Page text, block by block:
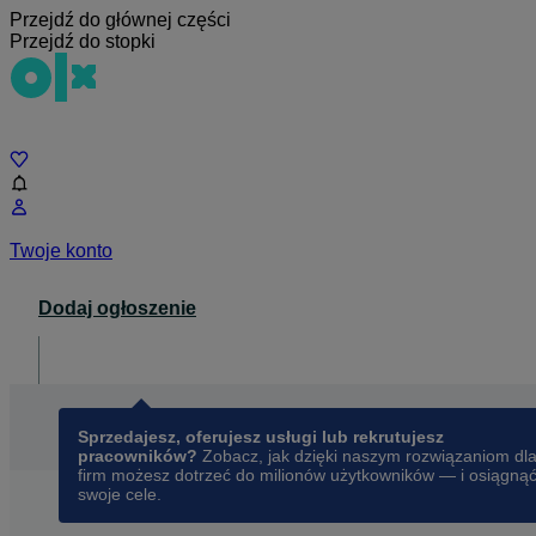
Przejdź do głównej części
Przejdź do stopki
Twoje konto
Dodaj ogłoszenie
Sprzedajesz, oferujesz usługi lub rekrutujesz
pracowników? Zobacz, jak dzięki naszym rozwiązaniom dla
firm możesz dotrzeć do milionów użytkowników — i osiągnąć
swoje cele.